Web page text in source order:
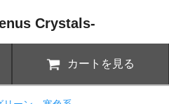
Crystals-
カートを見る